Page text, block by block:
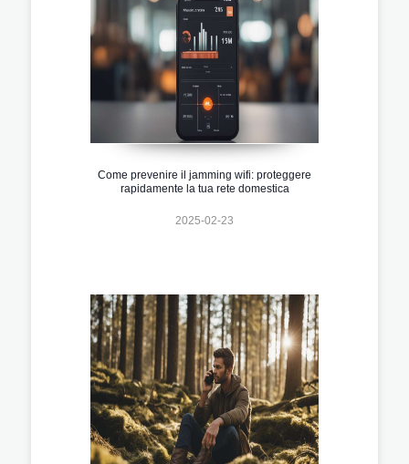
Come prevenire il jamming wifi: proteggere
rapidamente la tua rete domestica
2025-02-23